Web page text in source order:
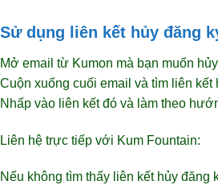
Sử dụng liên kết hủy đăng
Mở email từ Kumon mà bạn muốn
Cuộn xuống cuối email và tìm liên kết
Nhấp vào liên kết đó và làm theo
Liên hệ trực tiếp với Kum Fountain:
Nếu không tìm thấy liên kết hủy